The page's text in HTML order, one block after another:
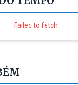
Failed to fetch